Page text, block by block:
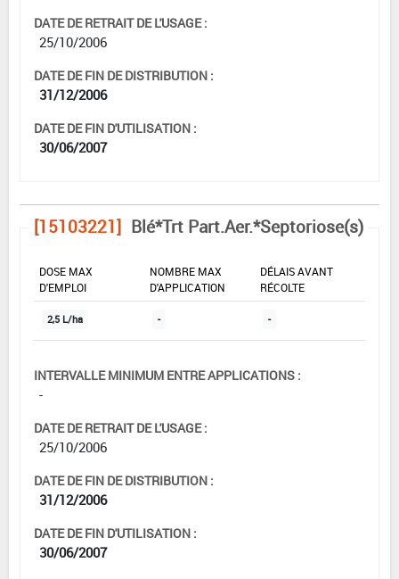
DATE DE RETRAIT DE L'USAGE :
25/10/2006
DATE DE FIN DE DISTRIBUTION :
31/12/2006
DATE DE FIN D'UTILISATION :
30/06/2007
[15103221] Blé*Trt Part.Aer.*Septoriose(s)
DOSE MAX
D'EMPLOI
NOMBRE MAX
D'APPLICATION
DÉLAIS AVANT
RÉCOLTE
2,5 L/ha - -
INTERVALLE MINIMUM ENTRE APPLICATIONS :
-
DATE DE RETRAIT DE L'USAGE :
25/10/2006
DATE DE FIN DE DISTRIBUTION :
31/12/2006
DATE DE FIN D'UTILISATION :
30/06/2007